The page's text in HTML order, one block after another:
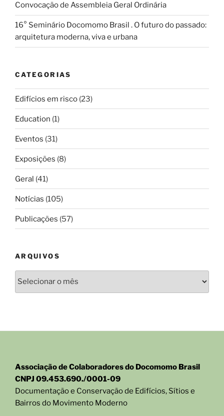
Convocação de Assembleia Geral Ordinária
16° Seminário Docomomo Brasil . O futuro do passado:
arquitetura moderna, viva e urbana
CATEGORIAS
Edifícios em risco (23)
Education (1)
Eventos (31)
Exposições (8)
Geral (41)
Notícias (105)
Publicações (57)
ARQUIVOS
Arquivos
Associação de Colaboradores do Docomomo Brasil
CNPJ 09.453.690./0001-09
Documentação e Conservação de Edifícios, Sítios e
Bairros do Movimento Moderno